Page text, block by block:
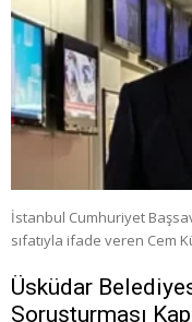
İstanbul Cumhuriyet
sıfatıyla ifade veren Cem
Üsküdar
Soruşturması